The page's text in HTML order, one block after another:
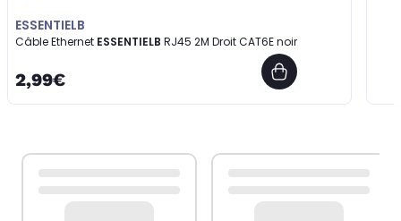
ESSENTIELB
Câble Ethernet ESSENTIELB RJ45 2M Droit CAT6E noir
2,99€